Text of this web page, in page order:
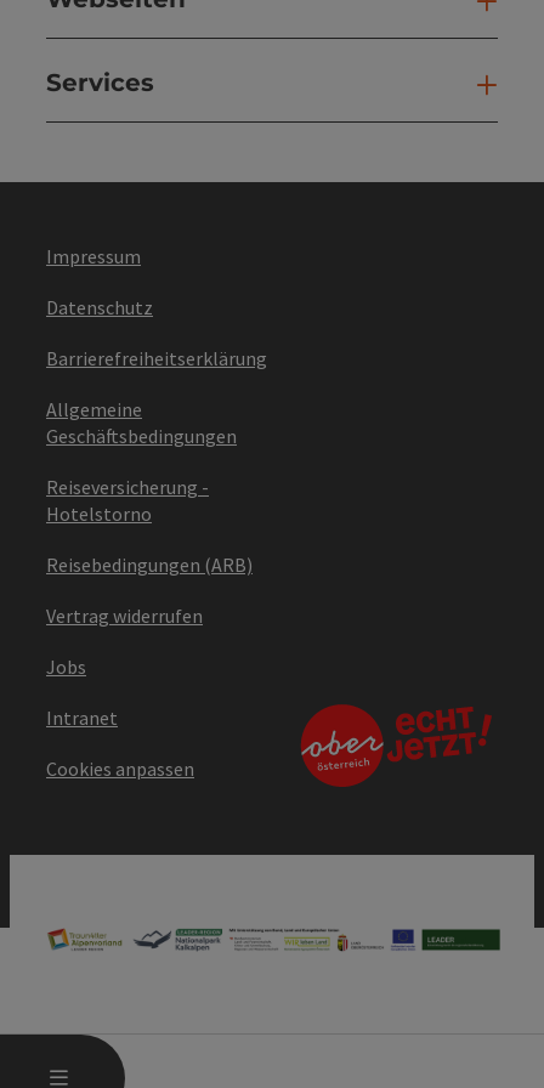
MENÜ
Services
Impressum
Datenschutz
Barrierefreiheitserklärung
Allgemeine
Geschäftsbedingungen
Reiseversicherung -
Hotelstorno
Reisebedingungen (ARB)
Vertrag widerrufen
Jobs
Intranet
Cookies anpassen